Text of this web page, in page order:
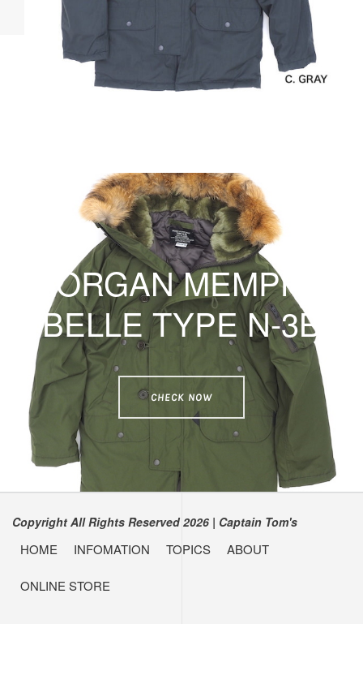
MORGAN MEMPHIS
BELLE TYPE N-3B
CHECK NOW
Copyright All Rights Reserved 2026 | Captain Tom's
HOME INFOMATION TOPICS ABOUT
ONLINE STORE